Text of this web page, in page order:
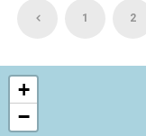
1 2
+
−